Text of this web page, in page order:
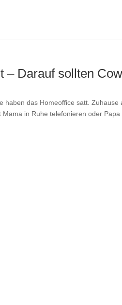
– Darauf sollten
haben das Homeoffice satt. Zuhause
in Ruhe telefonieren oder